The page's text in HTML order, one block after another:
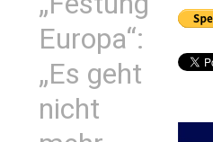
Europa“:
„Es geht
nicht